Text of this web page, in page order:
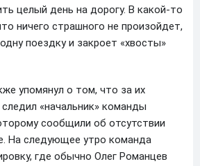
целый день на дорогу. В какой-то
ничего страшного не произойдет,
поездку и закроет «хвосты»
упомянул о том, что за их
«начальник» команды
сообщили об отсутствии
На следующее утро команда
где обычно Олег Романцев